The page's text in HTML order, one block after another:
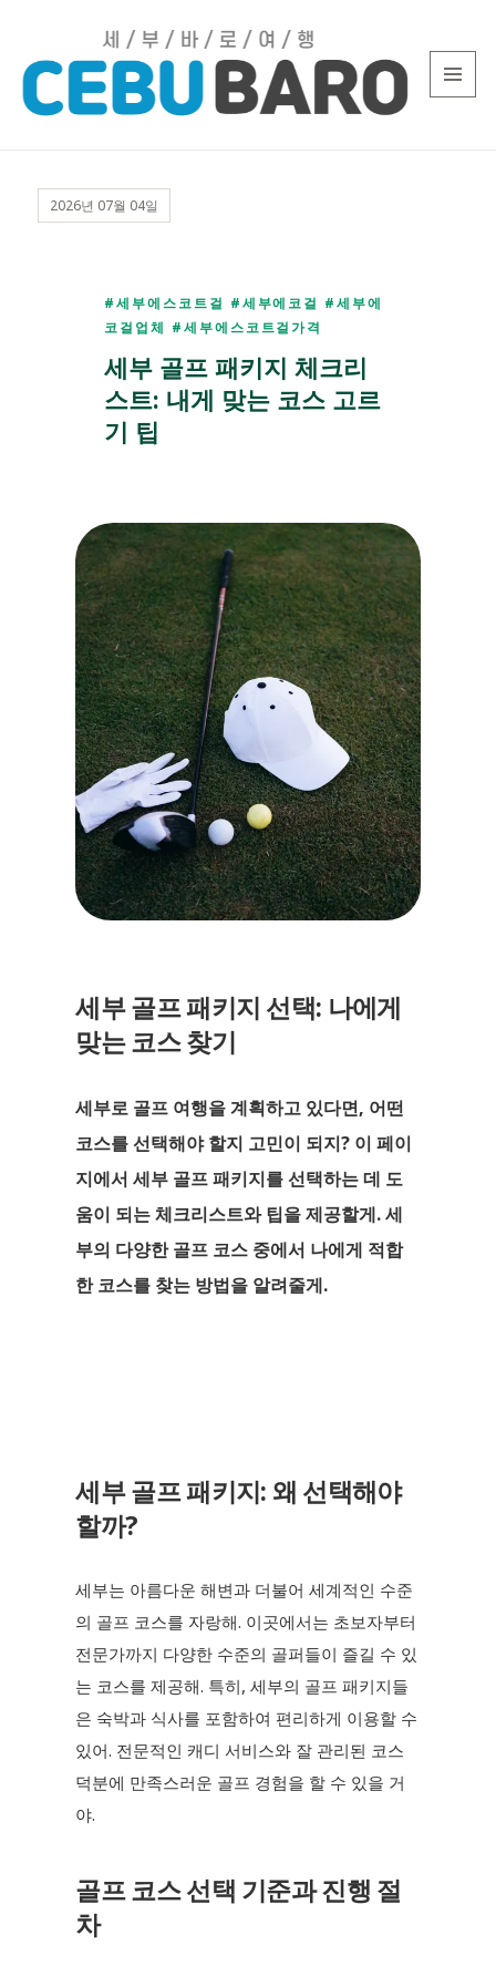
리
핀 2026년 07월 04일
#세부에스코트걸 #세부에코걸 #세부에
코걸업체 #세부에스코트걸가격
세부 골프 패키지 체크리
스트: 내게 맞는 코스 고르
기 팁
세부 골프 패키지 선택: 나에게
맞는 코스 찾기
세부로 골프 여행을 계획하고 있다면, 어떤
코스를 선택해야 할지 고민이 되지? 이 페이
지에서 세부 골프 패키지를 선택하는 데 도
움이 되는 체크리스트와 팁을 제공할게. 세
부의 다양한 골프 코스 중에서 나에게 적합
한 코스를 찾는 방법을 알려줄게.
세부 골프 패키지: 왜 선택해야
할까?
세부는 아름다운 해변과 더불어 세계적인 수준
의 골프 코스를 자랑해. 이곳에서는 초보자부터
전문가까지 다양한 수준의 골퍼들이 즐길 수 있
는 코스를 제공해. 특히, 세부의 골프 패키지들
은 숙박과 식사를 포함하여 편리하게 이용할 수
있어. 전문적인 캐디 서비스와 잘 관리된 코스
덕분에 만족스러운 골프 경험을 할 수 있을 거
야.
골프 코스 선택 기준과 진행 절
차